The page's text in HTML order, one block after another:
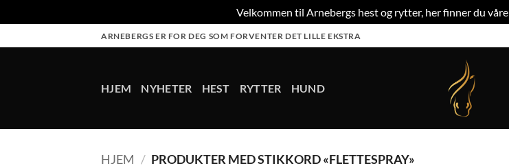
Velkommen til Arnebergs hest og rytter, her finner du våre
to
ARNEBERGS ER FOR DEG SOM FORVENTER DET LILLE EKSTRA
HJEM NYHETER HEST RYTTER HUND
HJEM / PRODUKTER MED STIKKORD «FLETTESPRAY»